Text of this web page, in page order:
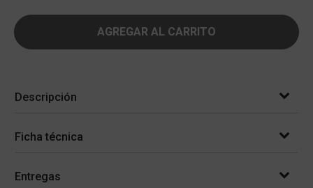
AGREGAR AL CARRITO
Descripción
Ficha técnica
Entregas